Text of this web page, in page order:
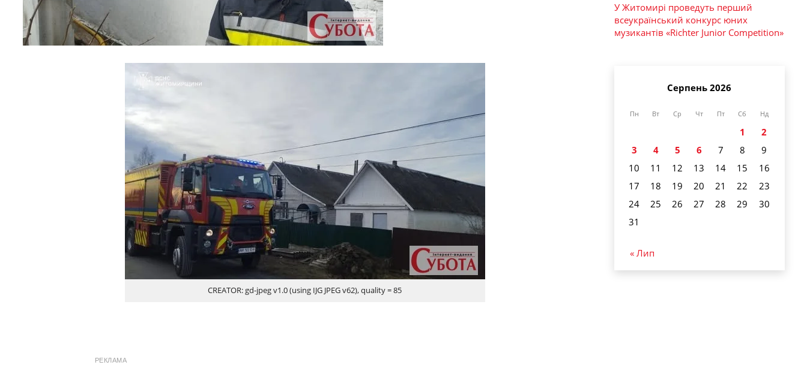
CREATOR: gd-jpeg v1.0 (using IJG JPEG v62), quality = 85
РЕКЛАМА
У Житомирі проведуть перший
всеукраїнський конкурс юних
музикантів «Richter Junior Competition»
Серпень 2026
Пн Вт Ср Чт Пт Сб Нд
1
2
3
4 5 6 7 8
9
10
11 12 13 14 15
16
17
18 19 20 21 22
23
24
25 26 27 28 29
30
31
« Лип